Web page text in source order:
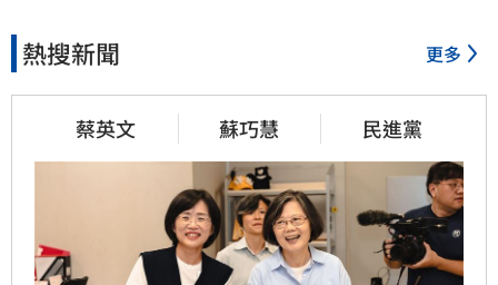
熱搜新聞 更多
蔡英文 蘇巧慧 民進黨